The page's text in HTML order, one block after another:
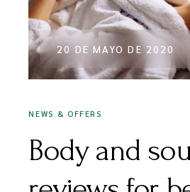
20 DE MAYO DE 2020
NEWS & OFFERS
Body and